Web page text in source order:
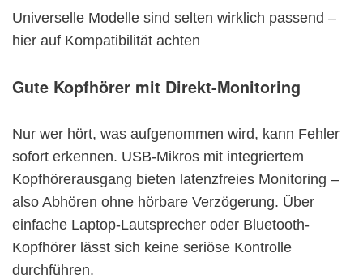
Universelle Modelle sind selten wirklich passend –
hier auf Kompatibilität achten
Gute Kopfhörer mit Direkt-Monitoring
Nur wer hört, was aufgenommen wird, kann Fehler
sofort erkennen. USB-Mikros mit integriertem
Kopfhörerausgang bieten latenzfreies Monitoring –
also Abhören ohne hörbare Verzögerung. Über
einfache Laptop-Lautsprecher oder Bluetooth-
Kopfhörer lässt sich keine seriöse Kontrolle
durchführen.